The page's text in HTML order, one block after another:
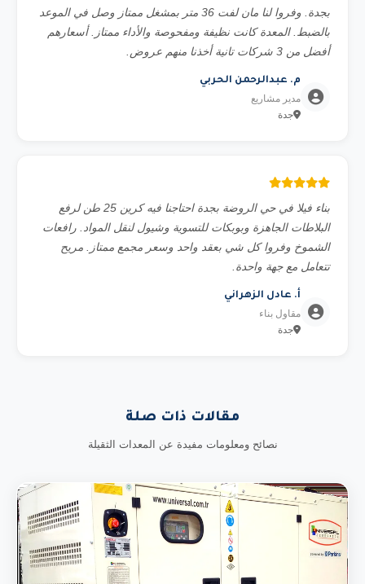
بجدة. وفروا لنا مان لفت 36 متر بمشغل ممتاز وصل في الموعد
بالضبط. المعدة كانت نظيفة ومفحوصة والأداء ممتاز. أسعارهم
أفضل من 3 شركات تانية أخذنا منهم عروض.
م. عبدالرحمن الحربي
مدير مشاريع
جدة
بناء فيلا في حي الروضة بجدة احتاجنا فيه كرين 25 طن لرفع
البلاطات الجاهزة وبوبكات للتسوية وشيول لنقل المواد. رافعات
الشموخ وفروا كل شي بعقد واحد وسعر مجمع ممتاز. مريح
تتعامل مع جهة واحدة.
أ. عادل الزهراني
مقاول بناء
جدة
مقالات ذات صلة
نصائح ومعلومات مفيدة عن المعدات الثقيلة